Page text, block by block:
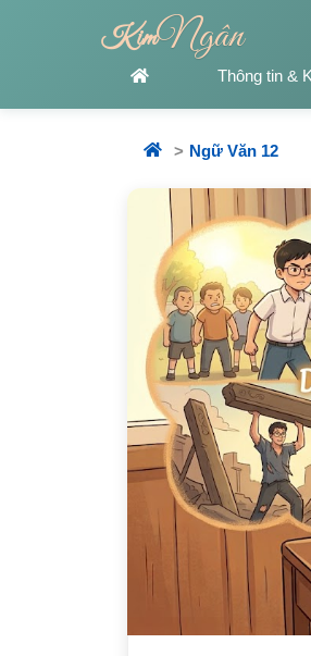
KimNgân
Thông tin &
Ngữ Văn 12